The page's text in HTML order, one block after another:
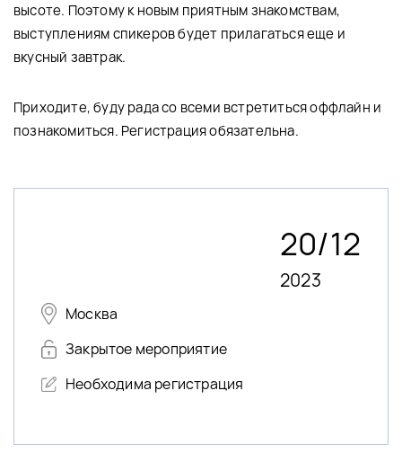
высоте. Поэтому к новым приятным знакомствам,
выступлениям спикеров будет прилагаться еще и
вкусный завтрак.
Приходите, буду рада со всеми встретиться оффлайн и
познакомиться. Регистрация обязательна.
20/12
2023
Москва
Закрытое мероприятие
Необходима регистрация